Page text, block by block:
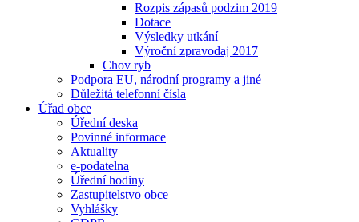
Rozpis zápasů podzim 2019
Dotace
Výsledky utkání
Výroční zpravodaj 2017
Chov ryb
Podpora EU, národní programy a jiné
Důležitá telefonní čísla
Úřad obce
Úřední deska
Povinné informace
Aktuality
e-podatelna
Úřední hodiny
Zastupitelstvo obce
Vyhlášky